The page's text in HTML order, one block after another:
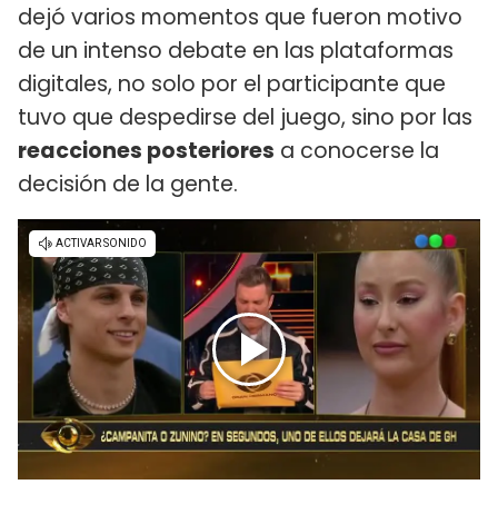
dejó varios momentos que fueron motivo
de un intenso debate en las plataformas
digitales, no solo por el participante que
tuvo que despedirse del juego, sino por las
reacciones posteriores a conocerse la
decisión de la gente.